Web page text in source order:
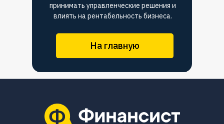
На главную
принимать управленческие решения и
влиять на рентабельность бизнеса.